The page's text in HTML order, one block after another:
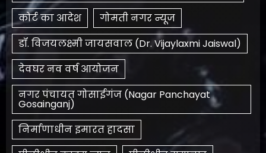
कोर्ट का आदेश
गोमती नगर न्यूज
डॉ. विजयलक्ष्मी जायसवाल (Dr. Vijaylaxmi Jaiswal)
देवघर नव वर्ष आयोजन
नगर पंचायत गोसाईगंज (Nagar Panchayat
Gosainganj)
निर्माणाधीन इमारत हादसा